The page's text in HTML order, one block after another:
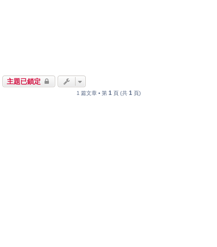
主題已鎖定
1 篇文章 • 第 1 頁 (共 1 頁)